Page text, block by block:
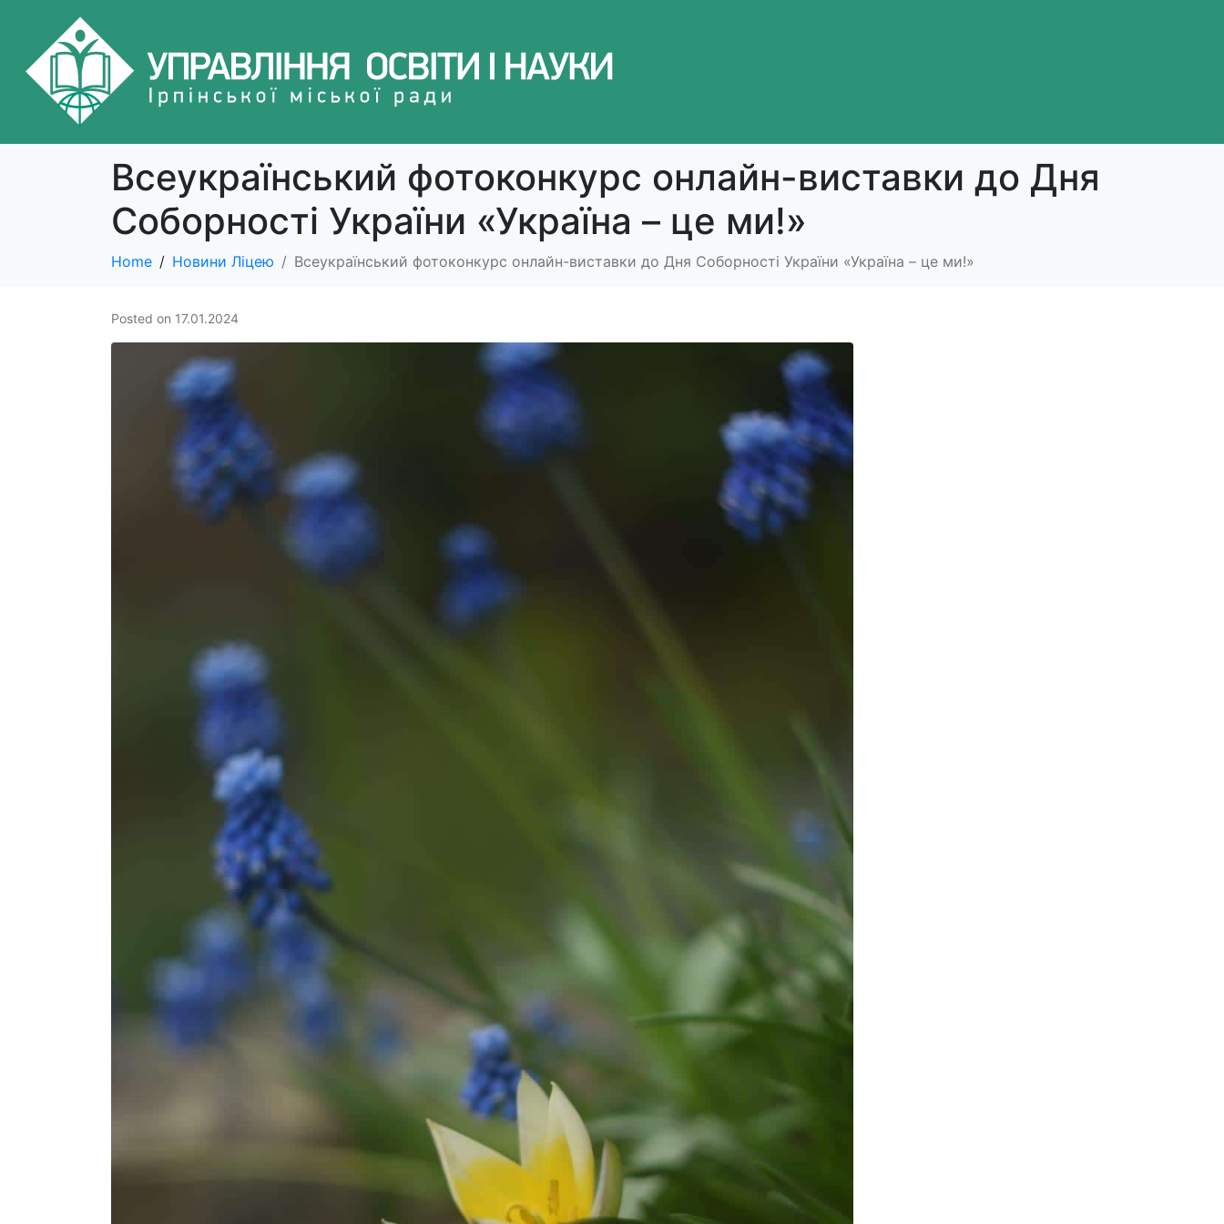
Всеукраїнський фотоконкурс онлайн-виставки до Дня
Соборності України «Україна – це ми!»
Home Новини Ліцею Всеукраїнський фотоконкурс онлайн-виставки до Дня Соборності України «Україна – це ми!»
Posted on 17.01.2024